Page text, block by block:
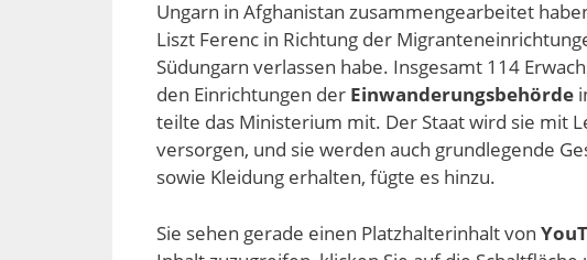
Ungarn in Afghanistan zusammengearbeitet
Liszt Ferenc in Richtung der
Südungarn verlassen habe. Insgesamt 114
den Einrichtungen der Einwanderungsbehörde
teilte das Ministerium mit. Der Staat wird sie mit
versorgen, und sie werden auch grundlegende
sowie Kleidung erhalten, fügte es hinzu.
Sie sehen gerade einen Platzhalterinhalt von